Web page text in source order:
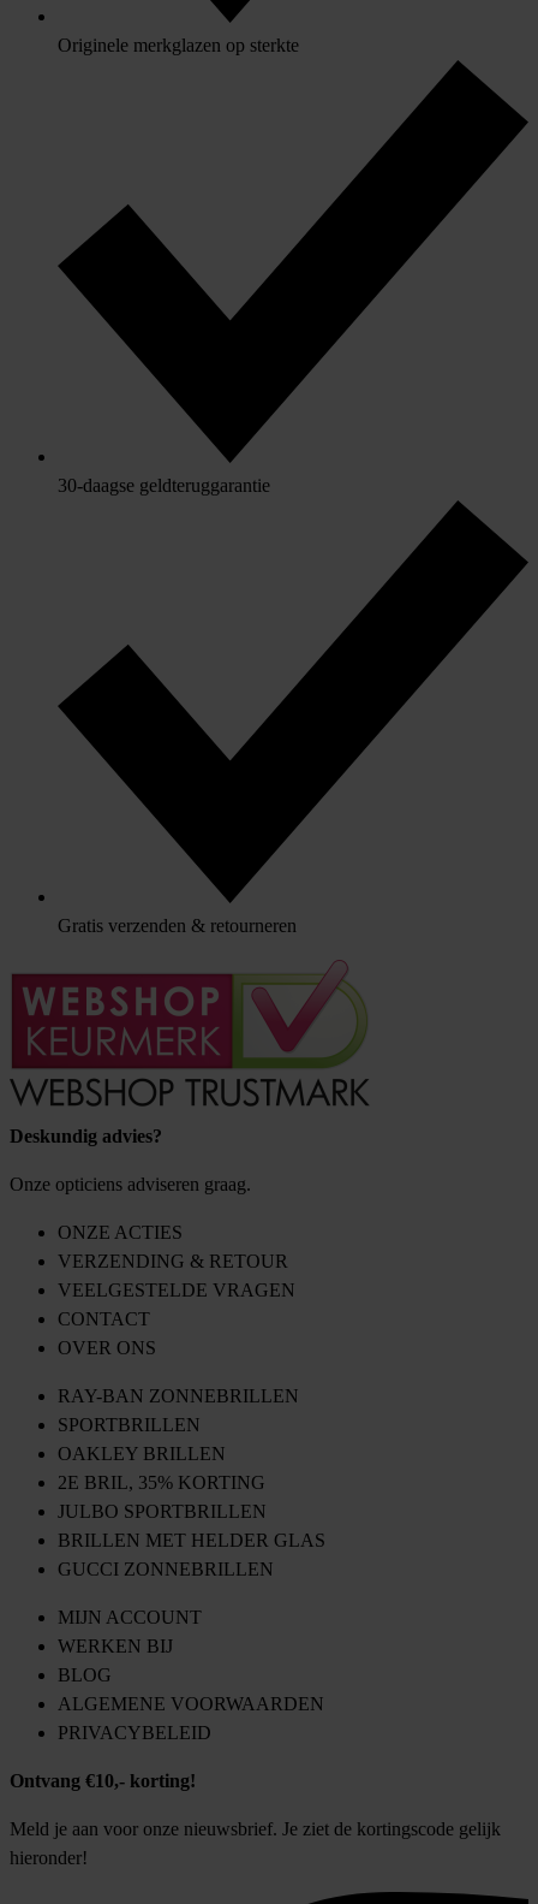
Originele merkglazen op sterkte
30-daagse geldteruggarantie
Gratis verzenden & retourneren
Deskundig advies?
Onze opticiens adviseren graag.
ONZE ACTIES
VERZENDING & RETOUR
VEELGESTELDE VRAGEN
CONTACT
OVER ONS
RAY-BAN ZONNEBRILLEN
SPORTBRILLEN
OAKLEY BRILLEN
2E BRIL, 35% KORTING
JULBO SPORTBRILLEN
BRILLEN MET HELDER GLAS
GUCCI ZONNEBRILLEN
MIJN ACCOUNT
WERKEN BIJ
BLOG
ALGEMENE VOORWAARDEN
PRIVACYBELEID
Ontvang €10,- korting!
Meld je aan voor onze nieuwsbrief. Je ziet de kortingscode gelijk
hieronder!